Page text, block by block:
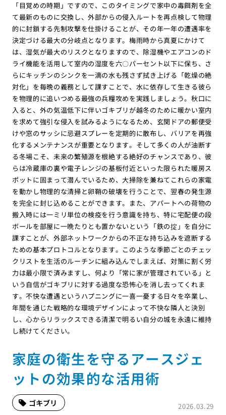
「目覚めの時期」ですので、このタイミングで家中の毒餌剤を全
て最新のものに交換し、外部からの侵入ルートを再点検して物理
的に封鎖する先制攻撃を仕掛けることが、その年一年の遭遇率を
決定づける最大の分岐点となります。梅雨時から真夏にかけて
は、湿気が最大のリスクとなりますので、除湿機やエアコンのド
ライ機能を活用して室内の湿度を六〇パーセント以下に保ち、さ
らにキッチンのシンクを一滴の水も残さず拭き上げる「乾燥の絶
対化」を毎晩の義務として課すことで、水に依存して生きる彼ら
を物理的に追いつめる最強の兵糧攻めを実践しましょう。秋口に
入ると、外の気温低下に伴いゴキブリが越冬のために暖かい室内
を求めて強引な侵入を試みるようになるため、玄関ドアの郵便受
けや窓のサッシに忌避スプレーを定期的に散布し、バリアを再強
化するメンテナンスが重要となります。そして多くの人が油断す
る冬場こそ、未来の繁殖源を根絶する絶好のチャンスであり、彼
らは冷蔵庫の裏や電子レンジの基板付近といった限られた暖房ス
ポットに固まって潜んでいるため、大掃除を兼ねてこれらの家電
を動かし物理的な清掃と卵鞘の破壊を行うことで、翌春の発生源
を完全に封じ込めることができます。また、アパートへの荷物の
搬入時には一ミリ単位の検疫を行う意識を持ち、特に宅配便の段
ボールを部屋に一晩たりとも置かないという「鉄の掟」を自分に
課すことが、外部ネットワークからの不正な持ち込みを遮断する
ための基本プロトコルとなります。このような季節ごとのチェッ
クリストを生活のルーチンに組み込んでしまえば、対策に割く労
力は最小限で済みますし、何より「常に家が管理されている」と
いう自信がゴキブリに対する過度な恐怖心を消し去ってくれま
す。不快な遭遇というハプニングに一喜一憂する日々を卒業し、
年間を通じた戦略的な環境デザインによって不快な隣人と決別
し、心からリラックスできる清潔で明るい自分の城を永遠に維持
し続けてください。
家庭の衛生を守るアースジェ
ットの効果的な活用術
2026.03.29
ゴキブリ